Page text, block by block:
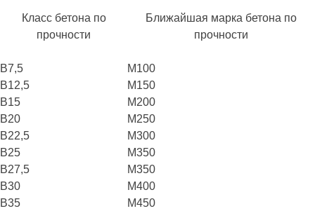
Класс бетона по
прочности
Ближайшая марка бетона по
прочности
B7,5
М100
B12,5
М150
B15
М200
B20
М250
B22,5
М300
B25
М350
B27,5
М350
B30
М400
B35
М450